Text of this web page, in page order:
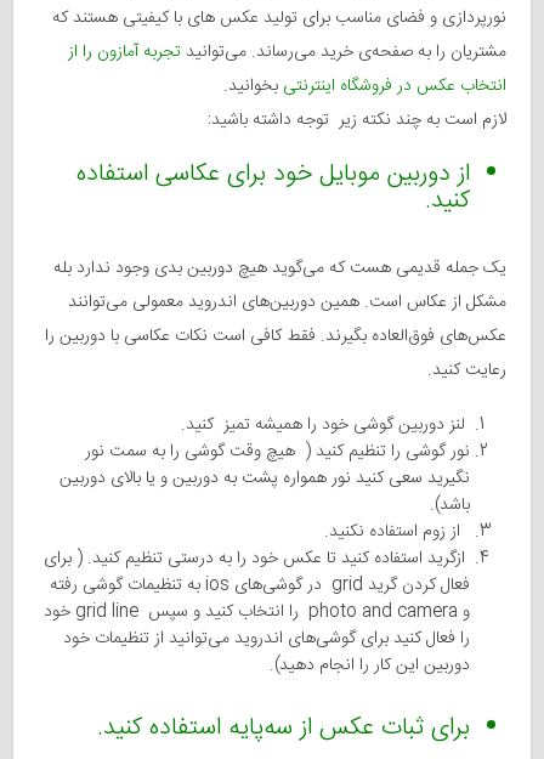
نورپردازی و فضای مناسب برای تولید عکس های با کیفیتی هستند که
مشتریان را به صفحه‌ی خرید می‌رساند. می‌توانیدتجربه آمازون را از
انتخاب عکس در فروشگاه اینترنتی بخوانید.
لازم است به چند نکته زیر توجه داشته باشید:
از دوربین موبایل خود برای عکاسی استفاده
کنید.
یک جمله قدیمی هست که می‌گوید هیچ دوربین بدی وجود ندارد بله
مشکل از عکاس است. همین دوربین‌های اندروید معمولی می‌توانند
عکس‌های فوق‌العاده بگیرند. فقط کافی است نکات عکاسی با دوربین را
رعایت کنید.
لنز دوربین گوشی خود را همیشه تمیز کنید.
نور گوشی را تنظیم کنید ( هیچ وقت گوشی را به سمت نور
نگیرید سعی کنید نور همواره پشت به دوربین و یا بالای دوربین
باشد).
از زوم استفاده نکنید.
ازگرید استفاده کنید تا عکس خود را به درستی تنظیم کنید. ( برای
فعال کردن گرید grid در گوشی‌های ios به تنظیمات گوشی رفته
و photo and camera را انتخاب کنید و سپس grid line خود
را فعال کنید برای گوشی‌های اندروید می‌توانید از تنظیمات خود
دوربین این کار را انجام دهید).
برای ثبات عکس از سه‌پایه استفاده کنید.